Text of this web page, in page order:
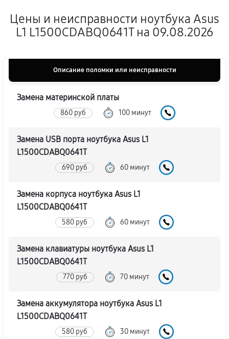
Цены и неисправности ноутбука Asus
L1 L1500CDABQ0641T на 09.08.2026
Описание поломки или неисправности
Замена материнской платы
860 руб 100 минут
Замена USB порта ноутбука Asus L1
L1500CDABQ0641T
690 руб 60 минут
Замена корпуса ноутбука Asus L1
L1500CDABQ0641T
580 руб 60 минут
Замена клавиатуры ноутбука Asus L1
L1500CDABQ0641T
770 руб 70 минут
Замена аккумулятора ноутбука Asus L1
L1500CDABQ0641T
580 руб 30 минут